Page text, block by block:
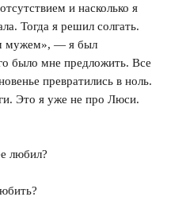
и насколько я
Тогда я решил солгать.
мужем», — я был
было мне предложить. Все
превратились в ноль.
Это я уже не про Люси.
любил?